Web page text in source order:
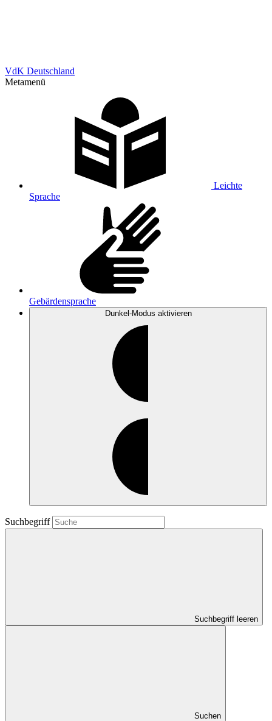
VdK Deutschland
Metamenü
Leichte
Sprache
Gebärdensprache
Dunkel-Modus aktivieren
Suchbegriff
Suchbegriff leeren
Suchen